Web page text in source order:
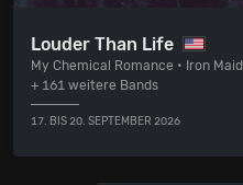
Louder Than Life
My Chemical Romance • Iron
+ 161 weitere Bands
17. BIS 20. SEPTEMBER 2026